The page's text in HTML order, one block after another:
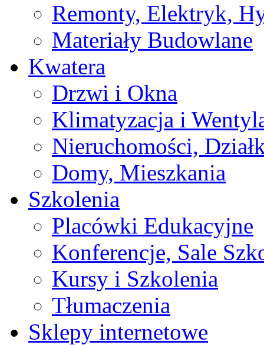
Remonty, Elektryk,
Materiały Budowlane
Kwatera
Drzwi i Okna
Klimatyzacja i
Nieruchomości,
Domy, Mieszkania
Szkolenia
Placówki Edukacyjne
Konferencje, Sale
Kursy i Szkolenia
Tłumaczenia
Sklepy internetowe